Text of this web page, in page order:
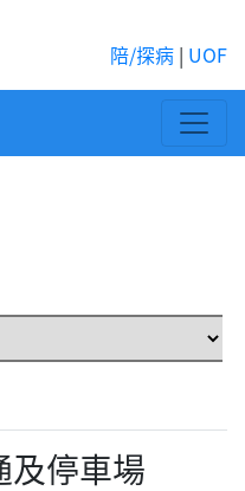
陪/探病 | UOF
及停車場